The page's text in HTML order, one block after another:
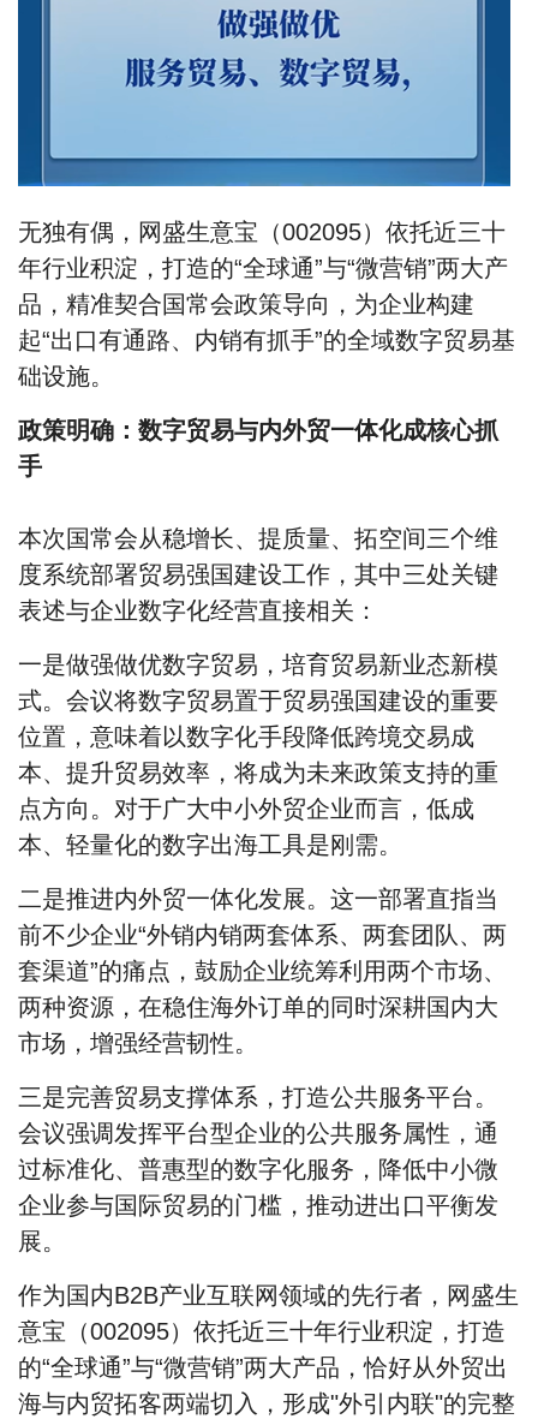
无独有偶，网盛生意宝（002095）依托近三十
年行业积淀，打造的“全球通”与“微营销”两大产
品，精准契合国常会政策导向，为企业构建
起“出口有通路、内销有抓手”的全域数字贸易基
础设施。
政策明确：数字贸易与内外贸一体化成核心抓
手
本次国常会从稳增长、提质量、拓空间三个维
度系统部署贸易强国建设工作，其中三处关键
表述与企业数字化经营直接相关：
一是做强做优数字贸易，培育贸易新业态新模
式。会议将数字贸易置于贸易强国建设的重要
位置，意味着以数字化手段降低跨境交易成
本、提升贸易效率，将成为未来政策支持的重
点方向。对于广大中小外贸企业而言，低成
本、轻量化的数字出海工具是刚需。
二是推进内外贸一体化发展。 这一部署直指当
前不少企业“外销内销两套体系、两套团队、两
套渠道”的痛点，鼓励企业统筹利用两个市场、
两种资源，在稳住海外订单的同时深耕国内大
市场，增强经营韧性。
三是完善贸易支撑体系，打造公共服务平台。
会议强调发挥平台型企业的公共服务属性，通
过标准化、普惠型的数字化服务，降低中小微
企业参与国际贸易的门槛，推动进出口平衡发
展。
作为国内B2B产业互联网领域的先行者，网盛生
意宝（002095）依托近三十年行业积淀，打造
的“全球通”与“微营销”两大产品，恰好从外贸出
海与内贸拓客两端切入， 形成"外引内联"的完整